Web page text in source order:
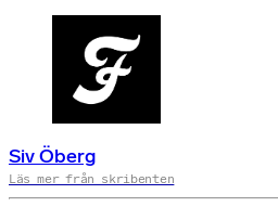
Siv Öberg
Läs mer från skribenten